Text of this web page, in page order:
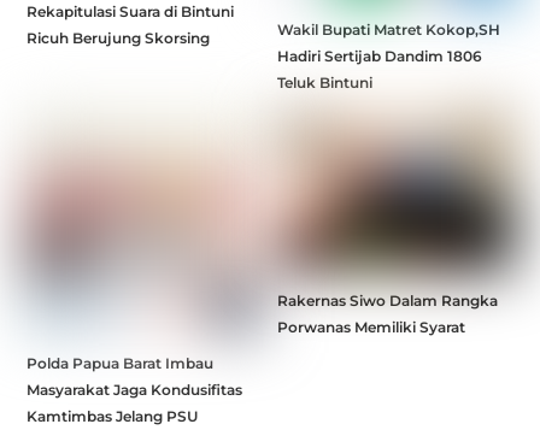
Rekapitulasi Suara di Bintuni
Ricuh Berujung Skorsing
Wakil Bupati Matret Kokop,SH
Hadiri Sertijab Dandim 1806
Teluk Bintuni
Polda Papua Barat Imbau
Masyarakat Jaga Kondusifitas
Kamtimbas Jelang PSU
Rakernas Siwo Dalam Rangka
Porwanas Memiliki Syarat